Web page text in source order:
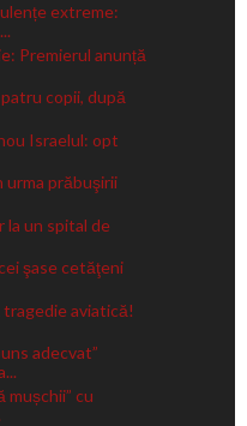
extreme:
Premierul anunță
copii, după
Israelul: opt
urma prăbuşirii
la un spital de
şase cetăţeni
tragedie aviatică!
adecvat”
mușchii” cu